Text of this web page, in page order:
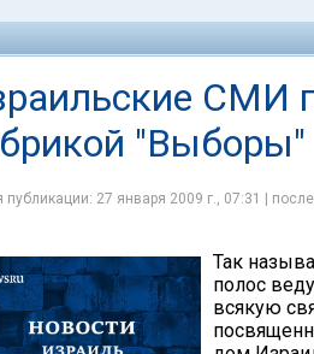
СМИ
"Выборы"
публикации: 27 января 2009 г., 07:31 |
Так
полос
всякую